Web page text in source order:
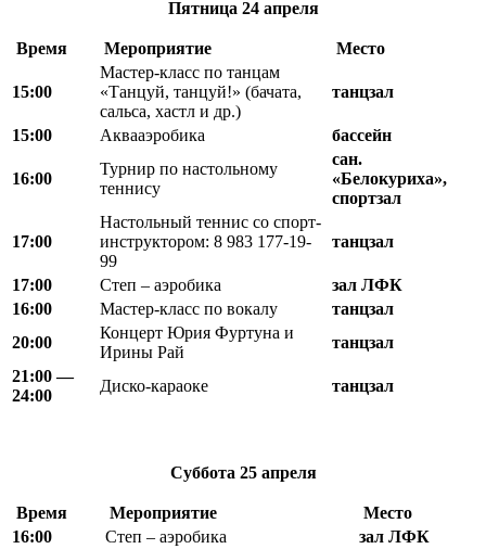
Пятница 24 апреля
Время Мероприятие Место
15:00
Мастер-класс по танцам
«Танцуй, танцуй!» (бачата,
сальса, хастл и др.)
танцзал
15:00 Аквааэробика бассейн
16:00
Турнир по настольному
теннису
сан.
«Белокуриха»,
спортзал
17:00
Настольный теннис со спорт-
инструктором: 8 983 177-19-
99
танцзал
17:00 Степ – аэробика
зал ЛФК
16:00
Мастер-класс по вокалу
танцзал
20:00
Концерт Юрия Фуртуна и
Ирины Рай
танцзал
21:00 —
24:00
Диско-караоке танцзал
Суббота 25 апреля
Время Мероприятие
Место
16:00
Степ – аэробика зал ЛФК